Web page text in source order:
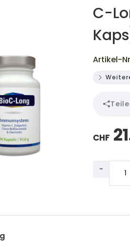
C-
Artikel-
CHF
-